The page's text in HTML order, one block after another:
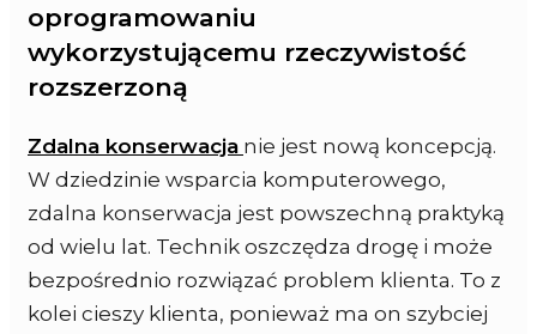
oprogramowaniu
wykorzystującemu rzeczywistość
rozszerzoną
Zdalna konserwacja nie jest nową koncepcją.
W dziedzinie wsparcia komputerowego,
zdalna konserwacja jest powszechną praktyką
od wielu lat. Technik oszczędza drogę i może
bezpośrednio rozwiązać problem klienta. To z
kolei cieszy klienta, ponieważ ma on szybciej